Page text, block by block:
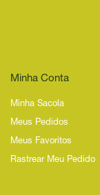
Minha Conta
Minha Sacola
Meus Pedidos
Meus Favoritos
Rastrear Meu Pedido